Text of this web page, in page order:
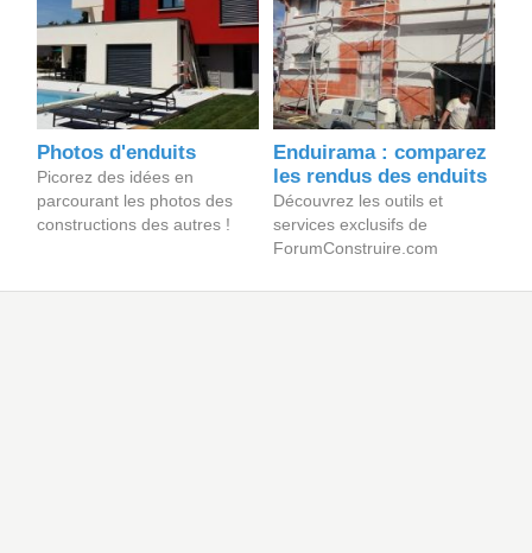
Photos d'enduits
Picorez des idées en
parcourant les photos des
constructions des autres !
Enduirama : comparez
les rendus des enduits
Découvrez les outils et
services exclusifs de
ForumConstruire.com